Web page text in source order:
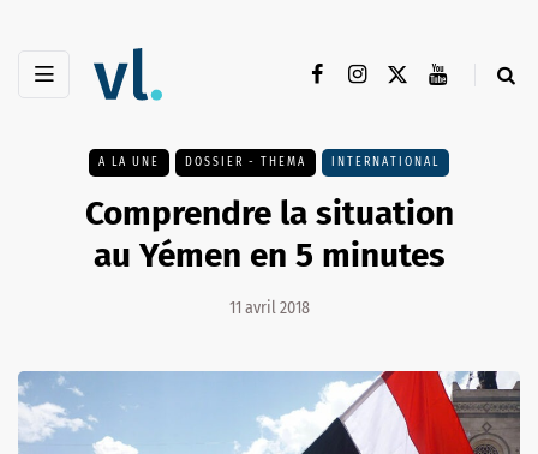
A LA UNE DOSSIER - THEMA INTERNATIONAL
Comprendre la situation
au Yémen en 5 minutes
11 avril 2018